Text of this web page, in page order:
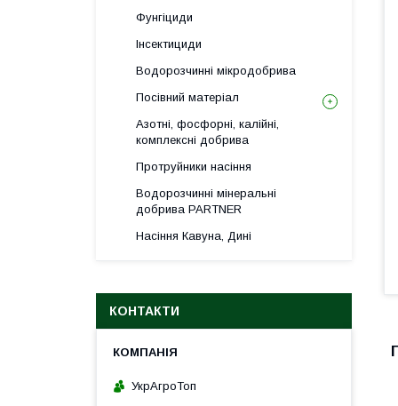
Фунгіциди
Інсектициди
Водорозчинні мікродобрива
Посівний матеріал
Азотні, фосфорні, калійні,
комплексні добрива
Протруйники насіння
Водорозчинні мінеральні
добрива PARTNER
Насіння Кавуна, Дині
КОНТАКТИ
УкрАгроТоп